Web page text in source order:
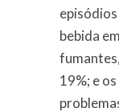
bebida
19%; e